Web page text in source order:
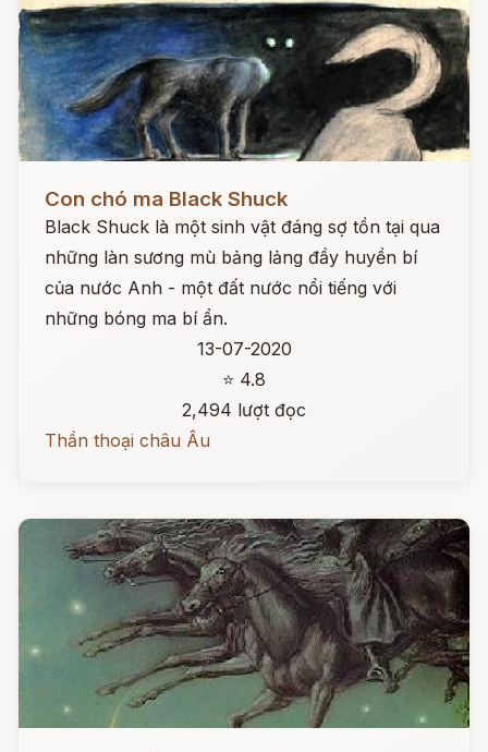
Con chó ma Black Shuck
Black Shuck là một sinh vật đáng sợ tồn tại qua
những làn sương mù bảng lảng đầy huyền bí
của nước Anh - một đất nước nổi tiếng với
những bóng ma bí ẩn.
13-07-2020
⭐ 4.8
2,494 lượt đọc
Thần thoại châu Âu